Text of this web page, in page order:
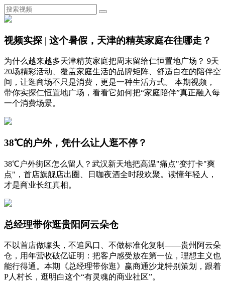
视频实探 | 这个暑假，天津的精英家庭在往哪走？
为什么越来越多天津精英家庭把周末留给仁恒置地广场？ 9天
20场精彩活动、覆盖家庭生活的品牌矩阵、舒适自在的陪伴空
间，让逛商场不只是消费，更是一种生活方式。 本期视频，
带你实探仁恒置地广场，看看它如何把“家庭陪伴”真正融入每
一个消费场景。
38℃的户外，凭什么让人逛不停？
38℃户外街区怎么留人？武汉新天地把高温"痛点"变打卡"爽
点"，首店旗舰店出圈、日咖夜酒全时段欢聚。读懂年轻人，
才是商业长红真相。
总经理带你逛贵阳阿云朵仓
不以首店做噱头，不追风口、不做标准化复制——贵州阿云朵
仓，用年营收破亿证明：把客户感受放在第一位，理想主义也
能行得通。本期《总经理带你逛》赢商通沙龙特别策划，跟着
P人村长，逛明白这个“有灵魂的商业社区”。